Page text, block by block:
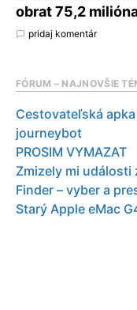
obrat 75,2
pridaj komentár
FÓRUM – NAJNOVŠIE
Cestovateľská
journeybot
PROSIM VYMAZAT
Zmizely mi události
Finder – vyber a
Starý Apple eMac